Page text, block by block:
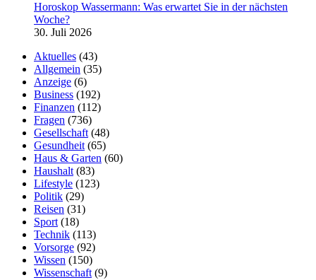
Horoskop Wassermann: Was erwartet Sie in der nächsten
Woche?
30. Juli 2026
Aktuelles (43)
Allgemein (35)
Anzeige (6)
Business (192)
Finanzen (112)
Fragen (736)
Gesellschaft (48)
Gesundheit (65)
Haus & Garten (60)
Haushalt (83)
Lifestyle (123)
Politik (29)
Reisen (31)
Sport (18)
Technik (113)
Vorsorge (92)
Wissen (150)
Wissenschaft (9)